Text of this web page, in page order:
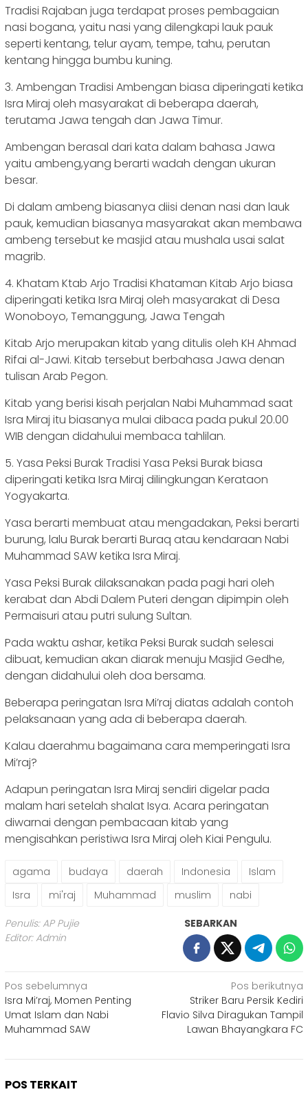
Tradisi Rajaban juga terdapat proses pembagaian
nasi bogana, yaitu nasi yang dilengkapi lauk pauk
seperti kentang, telur ayam, tempe, tahu, perutan
kentang hingga bumbu kuning.
3. Ambengan Tradisi Ambengan biasa diperingati ketika
Isra Miraj oleh masyarakat di beberapa daerah,
terutama Jawa tengah dan Jawa Timur.
Ambengan berasal dari kata dalam bahasa Jawa
yaitu ambeng,yang berarti wadah dengan ukuran
besar.
Di dalam ambeng biasanya diisi denan nasi dan lauk
pauk, kemudian biasanya masyarakat akan membawa
ambeng tersebut ke masjid atau mushala usai salat
magrib.
4. Khatam Ktab Arjo Tradisi Khataman Kitab Arjo biasa
diperingati ketika Isra Miraj oleh masyarakat di Desa
Wonoboyo, Temanggung, Jawa Tengah
Kitab Arjo merupakan kitab yang ditulis oleh KH Ahmad
Rifai al-Jawi. Kitab tersebut berbahasa Jawa denan
tulisan Arab Pegon.
Kitab yang berisi kisah perjalan Nabi Muhammad saat
Isra Miraj itu biasanya mulai dibaca pada pukul 20.00
WIB dengan didahului membaca tahlilan.
5. Yasa Peksi Burak Tradisi Yasa Peksi Burak biasa
diperingati ketika Isra Miraj dilingkungan Kerataon
Yogyakarta.
Yasa berarti membuat atau mengadakan, Peksi berarti
burung, lalu Burak berarti Buraq atau kendaraan Nabi
Muhammad SAW ketika Isra Miraj.
Yasa Peksi Burak dilaksanakan pada pagi hari oleh
kerabat dan Abdi Dalem Puteri dengan dipimpin oleh
Permaisuri atau putri sulung Sultan.
Pada waktu ashar, ketika Peksi Burak sudah selesai
dibuat, kemudian akan diarak menuju Masjid Gedhe,
dengan didahului oleh doa bersama.
Beberapa peringatan Isra Mi’raj diatas adalah contoh
pelaksanaan yang ada di beberapa daerah.
Kalau daerahmu bagaimana cara memperingati Isra
Mi’raj?
Adapun peringatan Isra Miraj sendiri digelar pada
malam hari setelah shalat Isya. Acara peringatan
diwarnai dengan pembacaan kitab yang
mengisahkan peristiwa Isra Miraj oleh Kiai Pengulu.
agama budaya daerah Indonesia
Islam
Isra
mi'raj Muhammad muslim nabi
Penulis: AP Pujie
Editor: Admin
SEBARKAN
Navigasi
pos
Pos sebelumnya
Isra Mi’raj, Momen Penting
Umat Islam dan Nabi
Muhammad SAW
Pos berikutnya
Striker Baru Persik Kediri
Flavio Silva Diragukan Tampil
Lawan Bhayangkara FC
POS TERKAIT